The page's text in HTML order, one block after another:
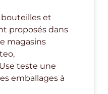
bouteilles et
proposés dans
magasins
teste une
emballages à